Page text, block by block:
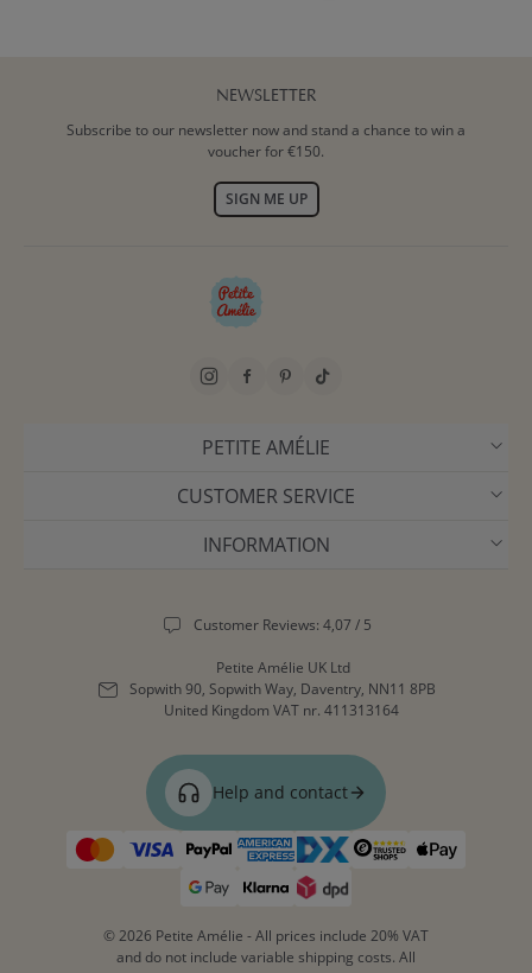
NEWSLETTER
Subscribe to our newsletter now and stand a chance to win a
voucher for €150.
SIGN ME UP
PETITE AMÉLIE
CUSTOMER SERVICE
INFORMATION
Customer Reviews: 4,07 / 5
Petite Amélie UK Ltd
Sopwith 90, Sopwith Way, Daventry, NN11 8PB
United Kingdom VAT nr. 411313164
Help and contact
© 2026 Petite Amélie - All prices include 20% VAT
and do not include variable shipping costs. All